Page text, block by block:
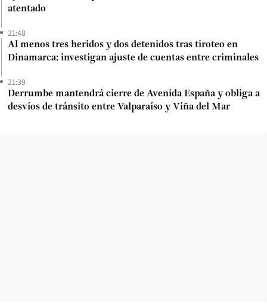
atentado
21:48
Al menos tres heridos y dos detenidos tras tiroteo en
Dinamarca: investigan ajuste de cuentas entre criminales
21:39
Derrumbe mantendrá cierre de Avenida España y obliga a
desvíos de tránsito entre Valparaíso y Viña del Mar